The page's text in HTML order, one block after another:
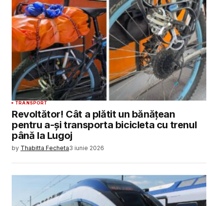
TRANSPORT
Revoltător! Cât a plătit un bănățean
pentru a-și transporta bicicleta cu trenul
până la Lugoj
by Thabitta Fecheta3 iunie 2026